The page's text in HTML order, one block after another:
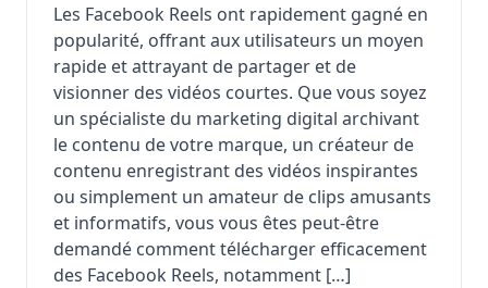
Les Facebook Reels ont rapidement gagné en
popularité, offrant aux utilisateurs un moyen
rapide et attrayant de partager et de
visionner des vidéos courtes. Que vous soyez
un spécialiste du marketing digital archivant
le contenu de votre marque, un créateur de
contenu enregistrant des vidéos inspirantes
ou simplement un amateur de clips amusants
et informatifs, vous vous êtes peut-être
demandé comment télécharger efficacement
des Facebook Reels, notamment […]